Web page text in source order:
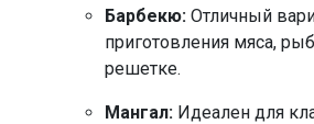
Барбекю: Отличный
приготовления мяса,
решетке.
Мангал: Идеален для